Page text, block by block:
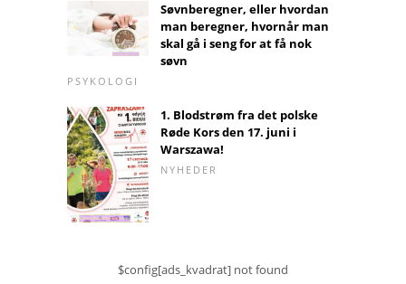
Søvnberegner, eller hvordan
man beregner, hvornår man
skal gå i seng for at få nok
søvn
PSYKOLOGI
1. Blodstrøm fra det polske
Røde Kors den 17. juni i
Warszawa!
NYHEDER
$config[ads_kvadrat] not found